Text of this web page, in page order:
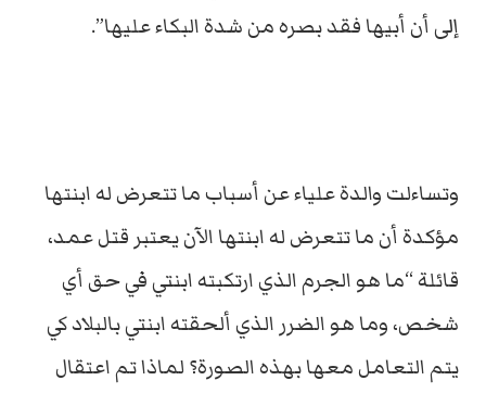
إلى أن أبيها فقد بصره من شدة البكاء عليها”.
وتساءلت والدة علياء عن أسباب ما تتعرض له ابنتها
مؤكدة أن ما تتعرض له ابنتها الآن يعتبر قتل عمد،
قائلة “ما هو الجرم الذي ارتكبته ابنتي في حق أي
شخص، وما هو الضرر الذي ألحقته ابنتي بالبلاد كي
يتم التعامل معها بهذه الصورة؟ لماذا تم اعتقال